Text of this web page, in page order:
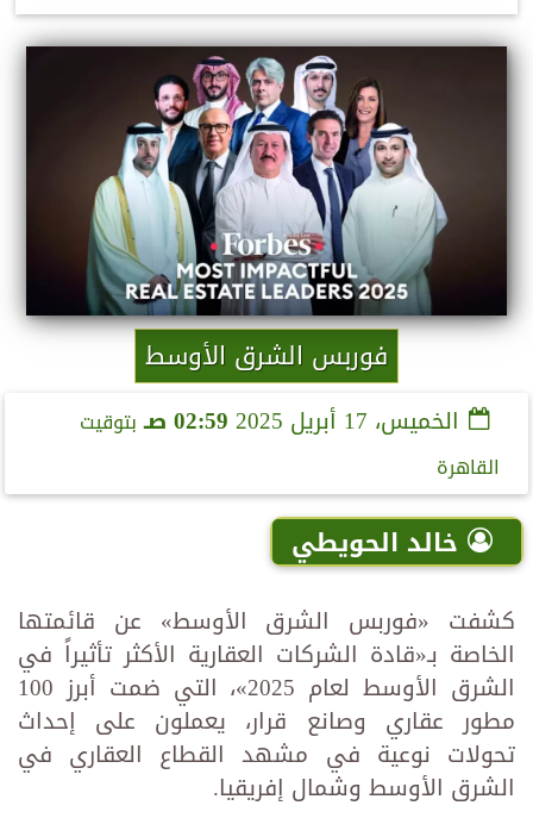
فوربس الشرق الأوسط
الخميس، 17 أبريل 2025 02:59 صـ
بتوقيت
القاهرة
خالد الحويطي
كشفت «فوربس الشرق الأوسط» عن قائمتها
الخاصة بـ«قادة الشركات العقارية الأكثر تأثيراً في
الشرق الأوسط لعام 2025»، التي ضمت أبرز 100
مطور عقاري وصانع قرار، يعملون على إحداث
تحولات نوعية في مشهد القطاع العقاري في
الشرق الأوسط وشمال إفريقيا.